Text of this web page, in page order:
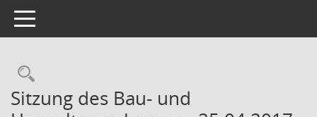
Toggle navigation
Rechercheauswahl
Sitzung des Bau- und